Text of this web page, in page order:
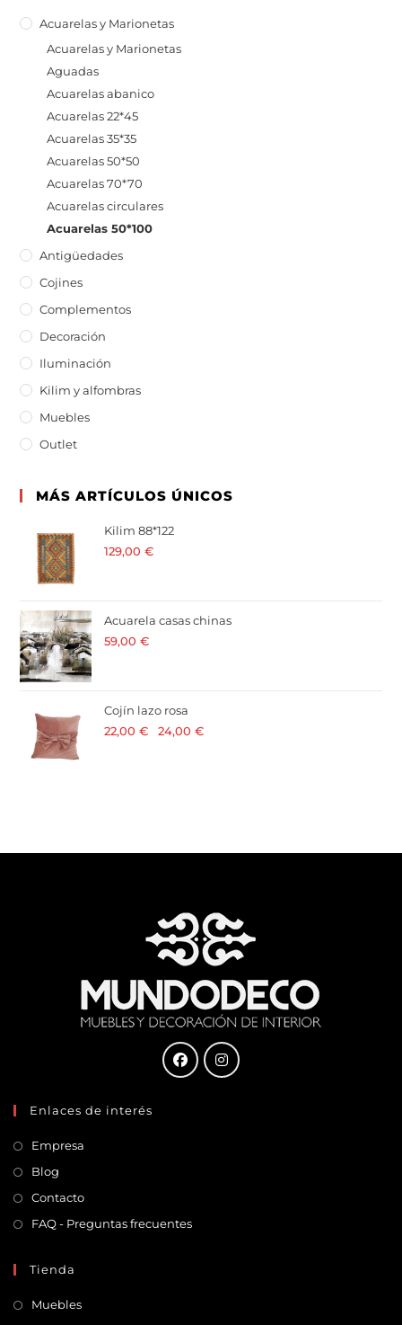
Acuarelas y Marionetas
Acuarelas y Marionetas
Aguadas
Acuarelas abanico
Acuarelas 22*45
Acuarelas 35*35
Acuarelas 50*50
Acuarelas 70*70
Acuarelas circulares
Acuarelas 50*100
Antigüedades
Cojines
Complementos
Decoración
Iluminación
Kilim y alfombras
Muebles
Outlet
MÁS ARTÍCULOS ÚNICOS
Kilim 88*122
129,00€
Acuarela casas chinas
59,00€
Cojín lazo rosa
22,00€ 24,00€
Enlaces de interés
Empresa
Blog
Contacto
FAQ - Preguntas frecuentes
Tienda
Muebles